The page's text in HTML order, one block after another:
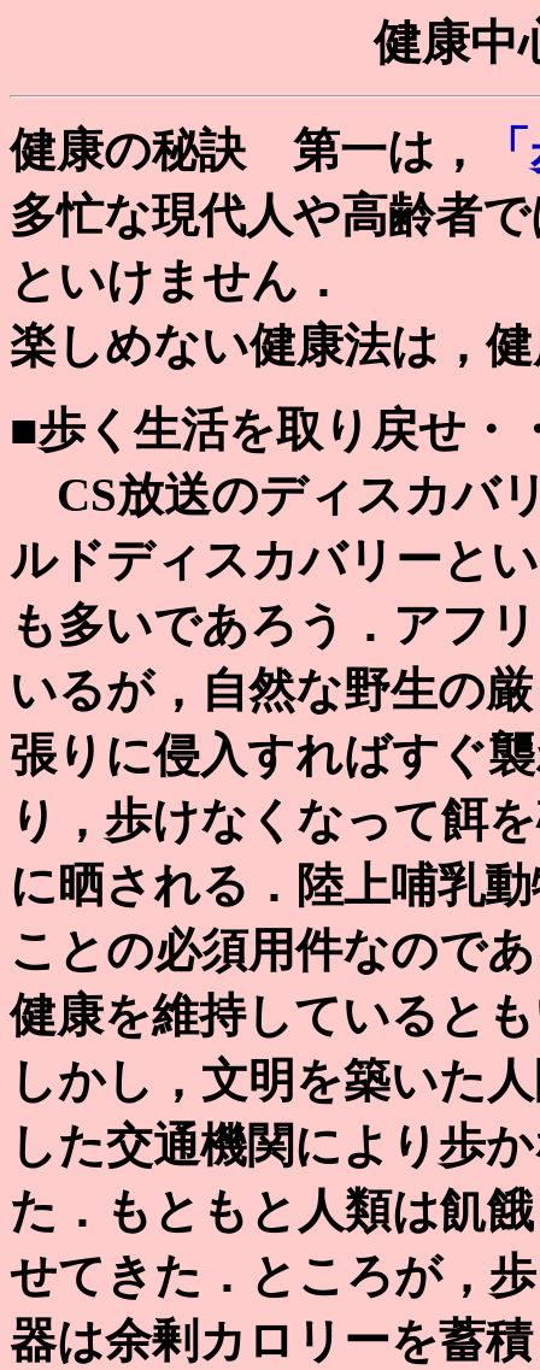
健康中
健康の秘訣 第一は，
多忙な現代人や高齢者
といけません．
楽しめない健康法は，
■歩く生活を取り戻せ・
CS放送のディスカバ
ルドディスカバリーと
も多いであろう．アフ
いるが，自然な野生の
張りに侵入すればすぐ
り，歩けなくなって餌
に晒される．陸上哺乳
ことの必須用件なので
健康を維持していると
しかし，文明を築いた
した交通機関により歩
た．もともと人類は飢
せてきた．ところが，
器は余剰カロリーを蓄